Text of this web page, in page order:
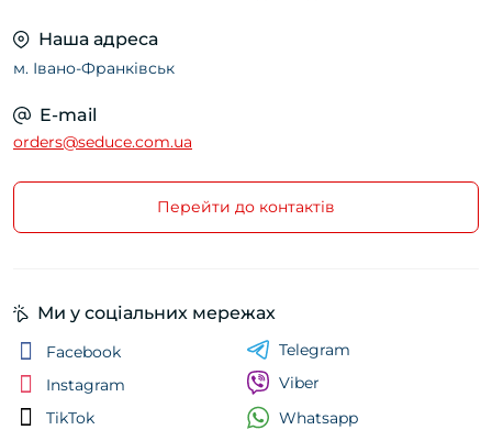
умови для реалізації найсміливіших фантазій
та глибокого занурення в рольові ігри.
разом із нашою добіркою батогів та флогерів.
Наша адреса
м. Івано-Франківськ
E-mail
orders@seduce.com.ua
Перейти до контактів
Ми у соціальних мережах
Facebook
Instagram
TikTok
Telegram
Viber
Whatsapp